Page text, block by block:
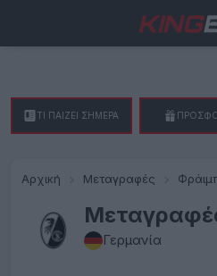
Αρχική Μεταγραφές
Γερμανία
ΤΙ ΠΑΙΖΕΙ ΣΗΜΕΡΑ